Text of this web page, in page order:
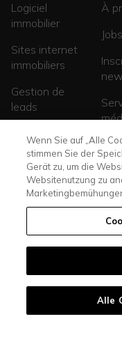
Logiciel
immobilier
Sites internet
immobiliers
Gestion de
leads
Sites de
promotions
À
Jobs
casasoft.ch© All
Protection des
Wenn Sie auf „Alle
stimmen Sie der
Gerät zu, um die
Websitenutzung zu
Alle